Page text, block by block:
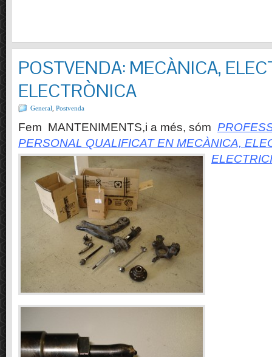
POSTVENDA: MECÀNICA,
ELECTRÒNICA
General Postvenda
Fem MANTENIMENTS,i a més, sóm
PERSONAL QUALIFICAT EN MECÀNICA,